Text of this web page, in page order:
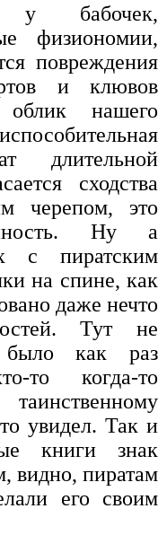
у бабочек,
физиономии,
повреждения
и клювов
нашего
длительной
сходства
черепом, это
Ну а
с пиратским
на спине, как
даже нечто
Тут не
как раз
то когда-то
увидел. Так и
книги знак
видно, пиратам
его своим